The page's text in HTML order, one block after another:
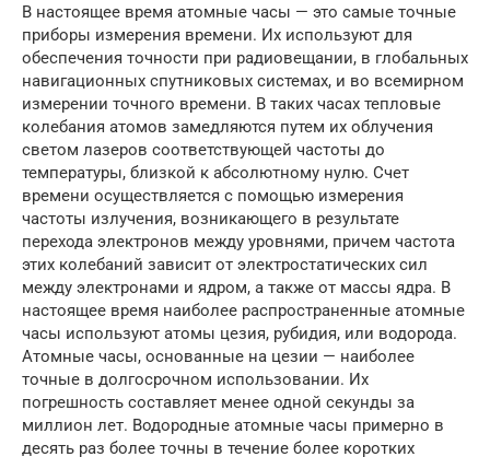
В настоящее время атомные часы — это самые точные
приборы измерения времени. Их используют для
обеспечения точности при радиовещании, в глобальных
навигационных спутниковых системах, и во всемирном
измерении точного времени. В таких часах тепловые
колебания атомов замедляются путем их облучения
светом лазеров соответствующей частоты до
температуры, близкой к абсолютному нулю. Счет
времени осуществляется с помощью измерения
частоты излучения, возникающего в результате
перехода электронов между уровнями, причем частота
этих колебаний зависит от электростатических сил
между электронами и ядром, а также от массы ядра. В
настоящее время наиболее распространенные атомные
часы используют атомы цезия, рубидия, или водорода.
Атомные часы, основанные на цезии — наиболее
точные в долгосрочном использовании. Их
погрешность составляет менее одной секунды за
миллион лет. Водородные атомные часы примерно в
десять раз более точны в течение более коротких